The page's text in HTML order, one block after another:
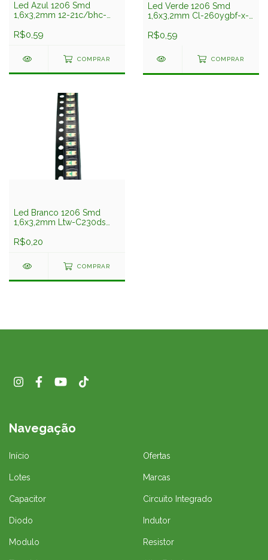
Led Azul 1206 Smd
1,6x3,2mm 12-21c/bhc-
R$0,59
COMPRAR
Led Verde 1206 Smd
1,6x3,2mm Cl-260ygbf-x-
R$0,59
COMPRAR
Led Branco 1206 Smd
1,6x3,2mm Ltw-C230ds
R$0,20
COMPRAR
Navegação
Início Ofertas
Lotes Marcas
Capacitor Circuito Integrado
Diodo Indutor
Modulo Resistor